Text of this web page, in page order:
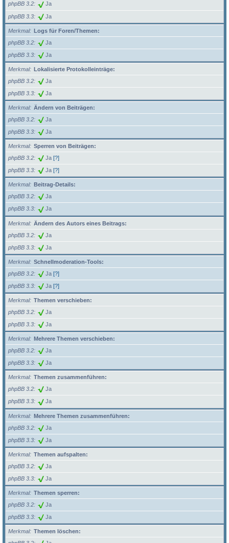
phpBB 3.2
Ja
phpBB 3.3 Ja
Merkmal
Logs für Foren/Themen:
phpBB 3.2
Ja
phpBB 3.3 Ja
Merkmal
Lokalisierte Protokolleinträge:
phpBB 3.2
Ja
phpBB 3.3 Ja
Merkmal
Ändern von Beiträgen:
phpBB 3.2
Ja
phpBB 3.3 Ja
Merkmal
Sperren von Beiträgen:
phpBB 3.2
Ja [?]
phpBB 3.3 Ja [?]
Merkmal
Beitrag-Details:
phpBB 3.2
Ja
phpBB 3.3 Ja
Merkmal
Ändern des Autors eines Beitrags:
phpBB 3.2
Ja
phpBB 3.3 Ja
Merkmal
Schnellmoderation-Tools:
phpBB 3.2
Ja [?]
phpBB 3.3 Ja [?]
Merkmal
Themen verschieben:
phpBB 3.2
Ja
phpBB 3.3 Ja
Merkmal
Mehrere Themen verschieben:
phpBB 3.2
Ja
phpBB 3.3 Ja
Merkmal
Themen zusammenführen:
phpBB 3.2
Ja
phpBB 3.3 Ja
Merkmal
Mehrere Themen zusammenführen:
phpBB 3.2
Ja
phpBB 3.3 Ja
Merkmal
Themen aufspalten:
phpBB 3.2
Ja
phpBB 3.3 Ja
Merkmal
Themen sperren:
phpBB 3.2
Ja
phpBB 3.3 Ja
Merkmal
Themen löschen: